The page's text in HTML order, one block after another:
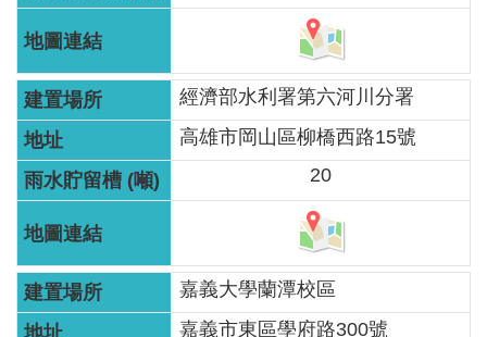
公
訊
息
便
民
服
資
訊
經濟部水利署第六河川分署
高雄市岡山區柳橋西路15號
20
嘉義大學蘭潭校區
嘉義市東區學府路300號